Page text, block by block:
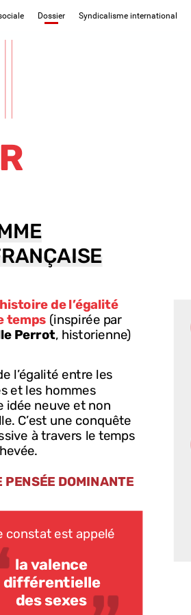
Dossier Syndicalisme international
histoirede l’égalité
temps (inspirée par
Perrot, historienne)
l’égalité entre les
et les hommes
idée neuve et non
C’est une conquête
à travers le temps
constat est appelé
lavalence
différentielle
des sexes
PENSÉE DOMINANTE